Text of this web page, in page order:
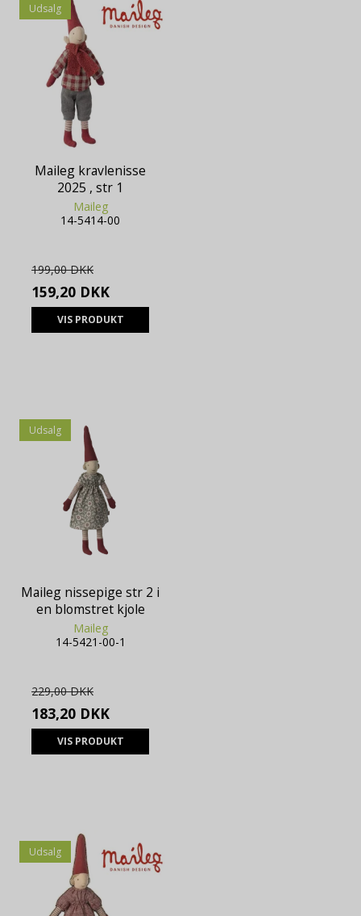
Udsalg
Maileg kravlenisse
2025 , str 1
Maileg
14-5414-00
199,00 DKK
159,20 DKK
VIS PRODUKT
Udsalg
Maileg nissepige str 2 i
en blomstret kjole
Maileg
14-5421-00-1
229,00 DKK
183,20 DKK
VIS PRODUKT
Udsalg